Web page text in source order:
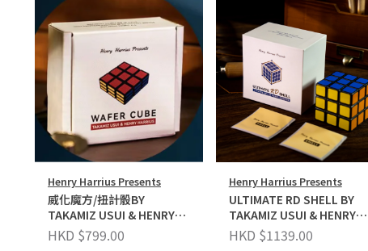
Henry Harrius Presents
威化魔方/扭計骰BY
TAKAMIZ USUI & HENRY
HARRIUS
HKD $799.00
Henry Harrius Presents
ULTIMATE RD SHELL BY
TAKAMIZ USUI & HENRY
HARRIUS
HKD $1139.00